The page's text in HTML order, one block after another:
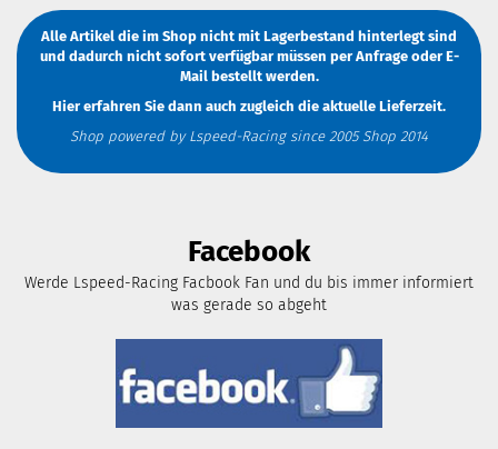
Alle Artikel die im Shop nicht mit Lagerbestand hinterlegt sind
und dadurch nicht sofort verfügbar müssen per AnfrageoderE-
Mailbestellt werden.
Hier erfahren Sie dann auch zugleich die aktuelle Lieferzeit.
Shop powered by Lspeed-Racing since 2005 Shop 2014
Facebook
Werde Lspeed-Racing Facbook Fan und du bis immer informiert
was gerade so abgeht